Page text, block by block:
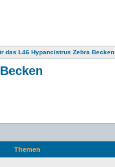
das L46 Hypancistrus Zebra Becken
Themen